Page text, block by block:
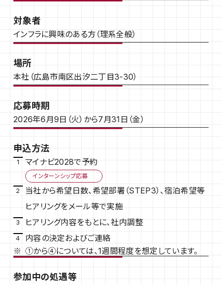
対象者
インフラに興味のある方（理系全般）
場所
本社（広島市南区出汐二丁目3-30）
応募時期
2026年6月9日（火）から7月31日（金）
申込方法
マイナビ2028で予約
インターンシップ応募
当社から希望日数、希望部署（STEP3）、宿泊希望等
ヒアリングをメール等で実施
ヒアリング内容をもとに、社内調整
内容の決定およびご連絡
①から④については、1週間程度を想定しています。
参加中の処遇等